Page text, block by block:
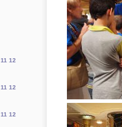
11 12
11 12
11 12